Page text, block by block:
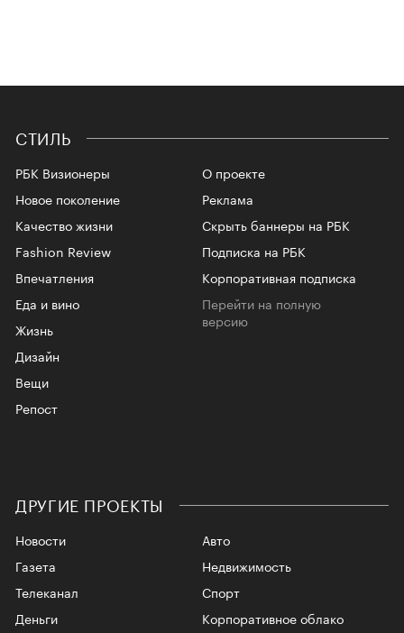
СТИЛЬ
РБК Визионеры
Новое поколение
Качество жизни
Fashion Review
Впечатления
Еда и вино
Жизнь
Дизайн
Вещи
Репост
О проекте
Реклама
Скрыть баннеры на РБК
Подписка на РБК
Корпоративная подписка
Перейти на полную
версию
ДРУГИЕ ПРОЕКТЫ
Новости
Газета
Телеканал
Авто
Недвижимость
Спорт
Корпоративное облако
Деньги